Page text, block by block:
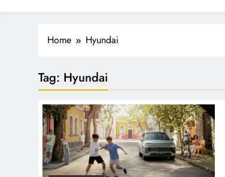
Home Hyundai
Tag: Hyundai